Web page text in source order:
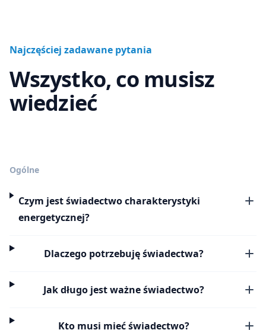
Najczęściej zadawane pytania
Wszystko, co musisz
wiedzieć
Ogólne
Czym jest świadectwo charakterystyki
energetycznej?
Dlaczego potrzebuję świadectwa?
Jak długo jest ważne świadectwo?
Kto musi mieć świadectwo?